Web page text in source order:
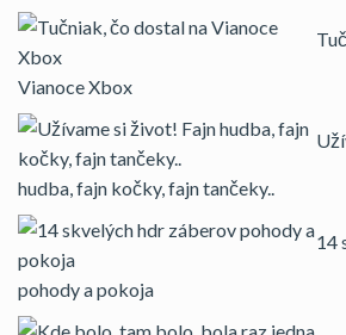
Vianoce Xbox
hudba, fajn kočky, fajn tančeky..
14
pohody a pokoja